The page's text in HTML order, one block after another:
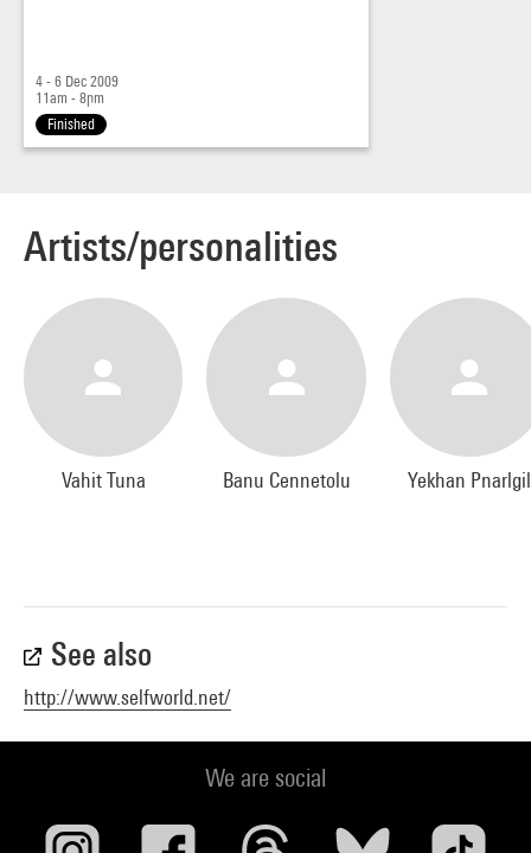
4 - 6 Dec 2009
11am - 8pm
Finished
Artists/personalities
Vahit Tuna Banu Cennetolu Yekhan Pnarlgil
See also
http://www.selfworld.net/
We are social